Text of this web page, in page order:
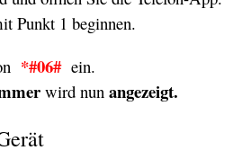
Punkt 1 beginnen.
*#06# ein.
wird nun angezeigt.